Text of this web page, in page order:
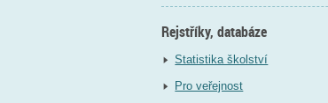
Rejstříky, databáze
Statistika školství
Pro veřejnost